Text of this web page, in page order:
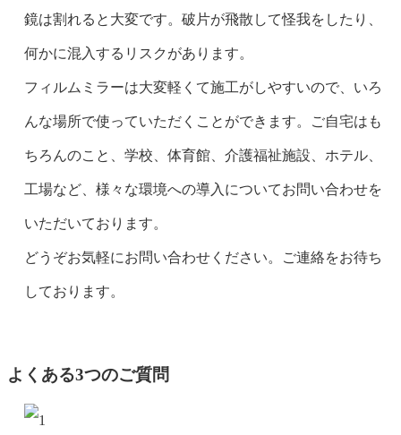
鏡は割れると大変です。破片が飛散して怪我をしたり、
何かに混入するリスクがあります。
フィルムミラーは大変軽くて施工がしやすいので、いろ
んな場所で使っていただくことができます。ご自宅はも
ちろんのこと、学校、体育館、介護福祉施設、ホテル、
工場など、様々な環境への導入についてお問い合わせを
いただいております。
どうぞお気軽にお問い合わせください。ご連絡をお待ち
しております。
よくある3つのご質問